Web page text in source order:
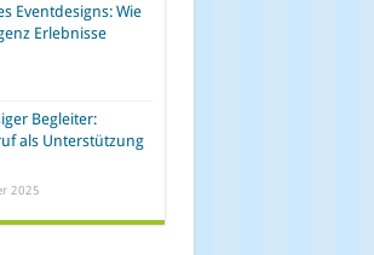
Eventdesigns: Wie
Erlebnisse
Begleiter:
als Unterstützung
2025